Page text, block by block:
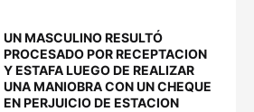
UN MASCULINO RESULTÓ
PROCESADO POR RECEPTACION
Y ESTAFA LUEGO DE REALIZAR
UNA MANIOBRA CON UN CHEQUE
EN PERJUICIO DE ESTACION